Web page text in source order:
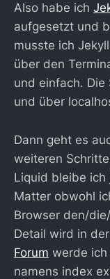
Also habe ich
aufgesetzt und
musste ich
über den
und einfach.
und über
Dann geht es
weiteren
Liquid bleibe
Matter obwohl
Browser den/
Detail wird in
Forum werde
namens index